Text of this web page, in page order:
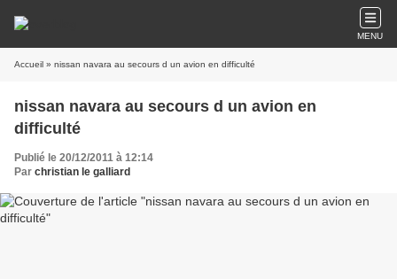
MENU
Accueil » nissan navara au secours d un avion en difficulté
nissan navara au secours d un avion en
difficulté
Publié le 20/12/2011 à 12:14
Par christian le galliard